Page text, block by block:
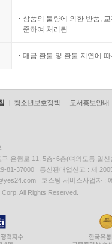
상품의 불량에 의한 반품,
준하여 처리됨
대금 환불 및 환불 지연에
청소년보호정책 도서홍보안내
은행로 11, 5층~6층(여의도동,일신
81-37000 통신판매업신고 : 제
호스팅 서비스사업자 :
All Rights Reserved.